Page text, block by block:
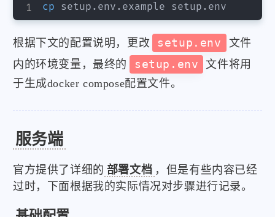
cp
根据下文的配置说明，更改 setup.env
文件
内的环境变量，最终的
setup.env
文件将用
于生成docker compose配置文件。
服务端
官方提供了详细的 部署文档 ，但是有些内容已经
过时，下面根据我的实际情况对步骤进行记录。